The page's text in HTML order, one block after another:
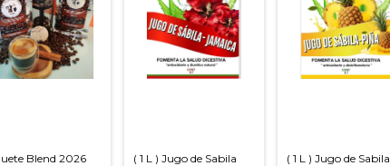
Blend 2026
( 1 L ) Jugo de Sabila
( 1 L ) Jugo de Sabila